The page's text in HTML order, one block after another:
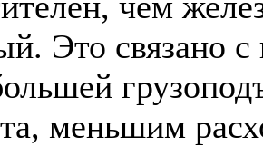
Это связано
меньшим